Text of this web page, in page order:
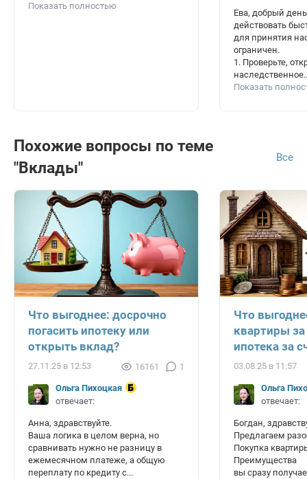
Показать полностью
Ева, добрый
действовать
для принятия
ограничен.
1. Проверьте,
Показать
Похожие вопросы по теме
"Вклады"
Все
Что выгоднее: досрочно
погасить ипотеку или
открыть вклад?
27.11.25 в 12:53 16161 1
Ольга Пихоцкая
отвечает:
Анна, здравствуйте.
Ваша логика в целом верна, но
сравнивать нужно не разницу в
ежемесячном платеже, а общую
переплату по кредиту с...
Что
квартиры
ипотека за
03.08.25 в 11:57
Ольга
отвечает:
Богдан,
Предлагаем
Покупка
Преимущества
вы сразу